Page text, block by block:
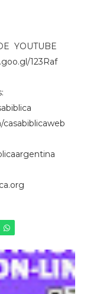
YOUTUBE
123Raf